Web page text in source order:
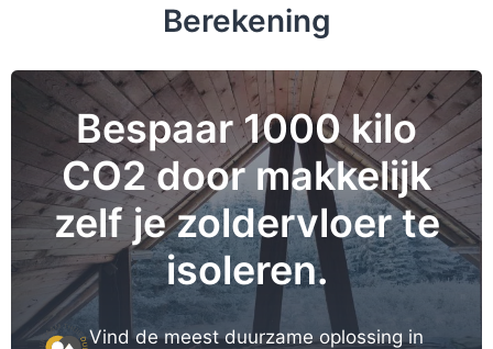
Berekening
Bespaar 1000 kilo
CO2 door makkelijk
zelf je zoldervloer te
isoleren.
Vind de meest duurzame oplossing in